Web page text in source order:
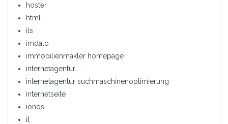
hoster
html
ils
imdalo
immobilienmakler homepage
internetagentur
internetagentur suchmaschinenoptimierung
internetseite
ionos
it